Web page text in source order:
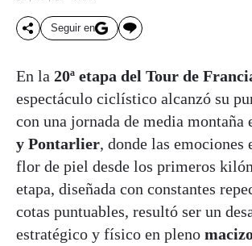
Seguir en
En la 20ª etapa del Tour de
espectáculo ciclístico alcanzó su
con una jornada de media montaña
y Pontarlier, donde las emociones
flor de piel desde los primeros
etapa, diseñada con constantes
cotas puntuables, resultó ser un
estratégico y físico en pleno